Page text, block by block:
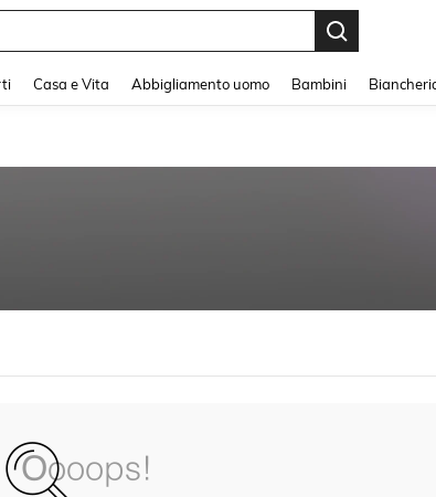
Casa e Vita Abbigliamento uomo Bambini